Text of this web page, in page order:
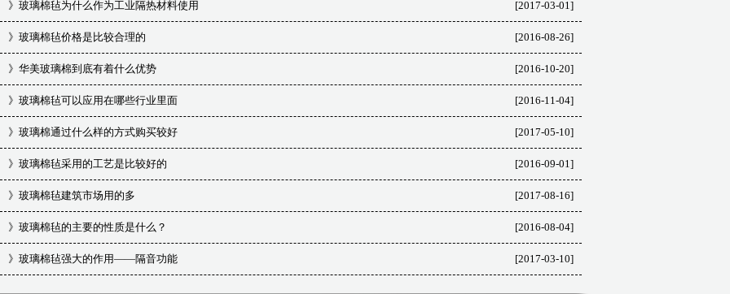
[2017-03-01]
》 玻璃棉毡为什么作为工业隔热材料使用
[2016-08-26]
》 玻璃棉毡价格是比较合理的
[2016-10-20]
》 华美玻璃棉到底有着什么优势
[2016-11-04]
》 玻璃棉毡可以应用在哪些行业里面
[2017-05-10]
》 玻璃棉通过什么样的方式购买较好
[2016-09-01]
》 玻璃棉毡采用的工艺是比较好的
[2017-08-16]
》 玻璃棉毡建筑市场用的多
[2016-08-04]
》 玻璃棉毡的主要的性质是什么？
[2017-03-10]
》 玻璃棉毡强大的作用——隔音功能